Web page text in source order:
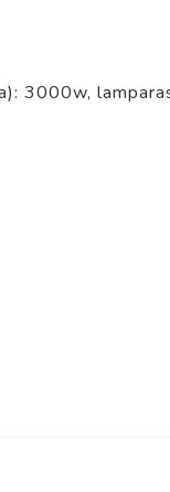
3000w,